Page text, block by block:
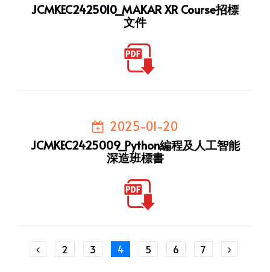
JCMKEC2425010_MAKAR XR Course招標
文件
2025-01-20
JCMKEC2425009_Python編程及人工智能
深造班標書
2 3 4 5 6 7